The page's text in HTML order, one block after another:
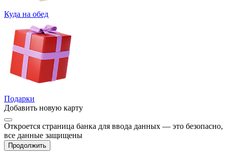
Куда на обед
Подарки
Добавить новую карту
Откроется страница банка для ввода данных — это безопасно,
все данные защищены
Продолжить